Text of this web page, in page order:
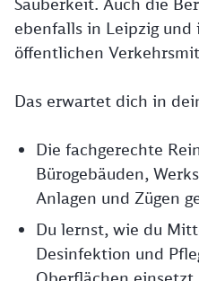
ebenfalls in Leipzig und
öffentlichen
Das erwartet dich in
Die fachgerechte
Bürogebäuden,
Anlagen und Zügen
Du lernst, wie du
Desinfektion und